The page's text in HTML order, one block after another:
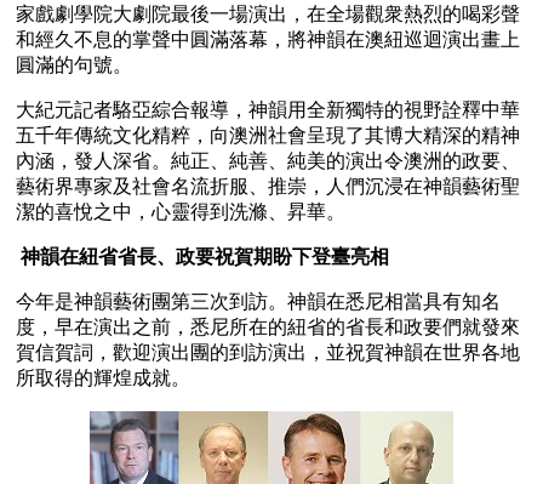
家戲劇學院大劇院最後一場演出，在全場觀衆熱烈的喝彩聲
和經久不息的掌聲中圓滿落幕，將神韻在澳紐巡迴演出畫上
圓滿的句號。
大紀元記者駱亞綜合報導，神韻用全新獨特的視野詮釋中華
五千年傳統文化精粹，向澳洲社會呈現了其博大精深的精神
內涵，發人深省。純正、純善、純美的演出令澳洲的政要、
藝術界專家及社會名流折服、推崇，人們沉浸在神韻藝術聖
潔的喜悅之中，心靈得到洗滌、昇華。
神韻在紐省省長、政要祝賀期盼下登臺亮相
今年是神韻藝術團第三次到訪。神韻在悉尼相當具有知名
度，早在演出之前，悉尼所在的紐省的省長和政要們就發來
賀信賀詞，歡迎演出團的到訪演出，並祝賀神韻在世界各地
所取得的輝煌成就。